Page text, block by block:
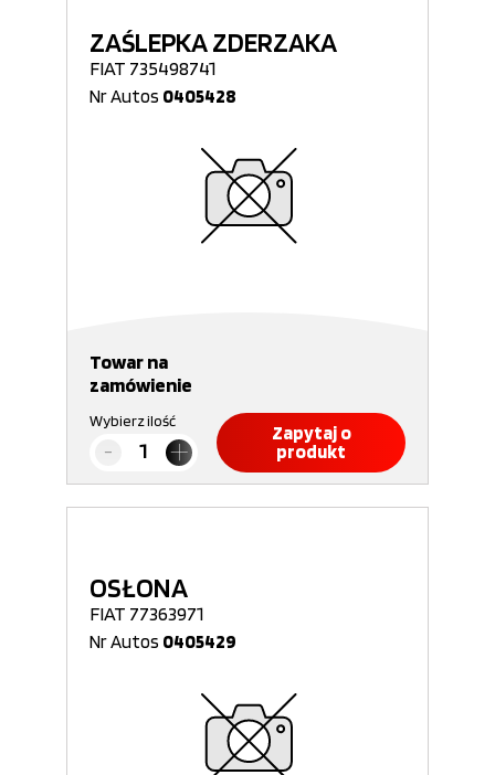
ZAŚLEPKA ZDERZAKA
FIAT 735498741
Nr Autos 0405428
Towar na
zamówienie
Wybierz ilość
Zapytaj o
produkt
OSŁONA
FIAT 77363971
Nr Autos 0405429